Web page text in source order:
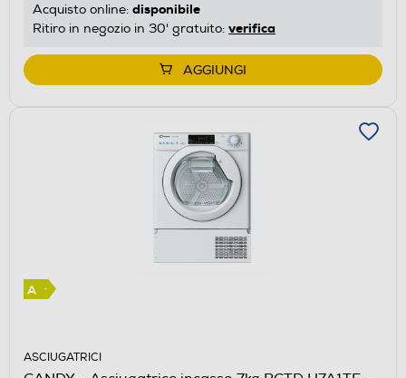
energetico
Youreko.
Acquisto online: disponibile
Ritiro in negozio in 30' gratuito: verifica
AGGIUNGI
ASCIUGATRICI